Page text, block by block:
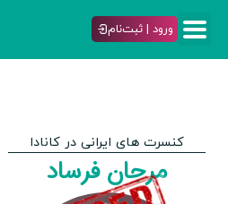
ورود | ثبت‌نام
کنسرت های ایرانی در کانادا
مرجان فرساد